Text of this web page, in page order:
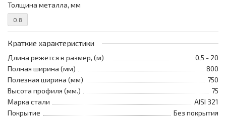
Толщина металла, мм
0.8
Краткие характеристики
Длина режется в размер, (м)
0,5 - 20
Полная ширина (мм)
800
Полезная ширина (мм)
750
Высота профиля (мм.)
75
Марка стали
AISI 321
Покрытие
Без покрытия